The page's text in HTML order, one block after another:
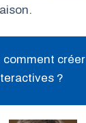
comment
?